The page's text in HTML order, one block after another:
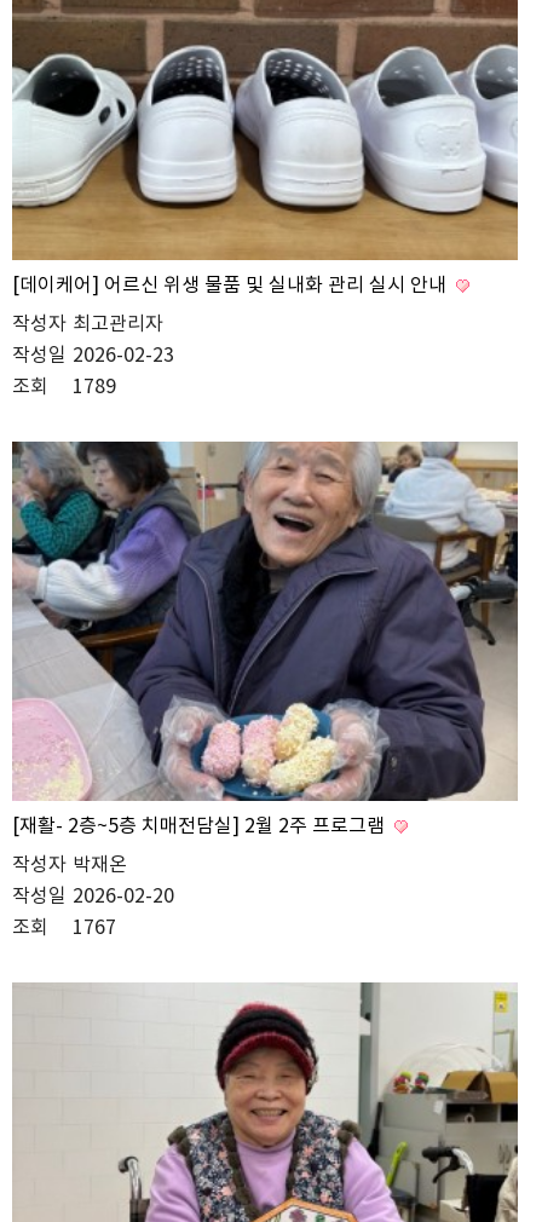
[데이케어] 어르신 위생 물품 및 실내화 관리 실시 안내
작성자 최고관리자
작성일 2026-02-23
조회
1789
[재활- 2층~5층 치매전담실] 2월 2주 프로그램
작성자 박재온
작성일 2026-02-20
조회
1767